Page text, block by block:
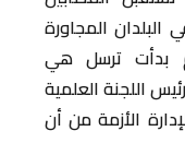
المجاورة
بدأت ترسل هي
اللجنة العلمية
الأزمة من أن